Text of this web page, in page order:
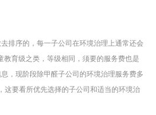
排序的，每一子公司在环境治理上通常还会
教育级之类，等级相同，须要的服务费也是
，现阶段除甲醛子公司的环境治理服务费多
这要看所优先选择的子公司和适当的环境治